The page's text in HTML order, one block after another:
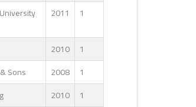
2011 1
2010
1
Sons 2008
1
2010
1